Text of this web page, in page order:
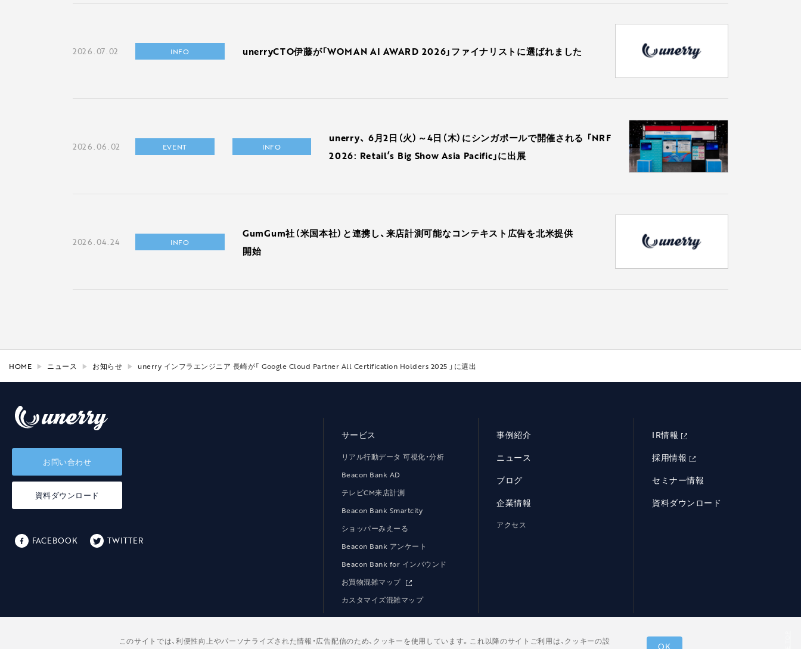
2026.07.02 INFO unerryCTO伊藤が「WOMAN AI AWARD 2026」ファイナリストに選ばれました
2026.06.02 EVENT INFO
unerry、 6月2日（火）～4日（木）にシンガポールで開催される 「NRF
2026: Retail’s Big Show Asia Pacific」に出展
2026.04.24 INFO
GumGum社（米国本社）と連携し、来店計測可能なコンテキスト広告を北米提供
開始
HOME ニュース お知らせ unerry インフラエンジニア 長崎が「 Google Cloud Partner All Certification Holders 2025 」に選出
お問い合わせ
資料ダウンロード
FACEBOOK TWITTER
サービス
リアル行動データ 可視化・分析
Beacon Bank AD
テレビCM来店計測
Beacon Bank Smartcity
ショッパーみえーる
Beacon Bank アンケート
Beacon Bank for インバウンド
お買物混雑マップ
カスタマイズ混雑マップ
事例紹介
ニュース
ブログ
企業情報
アクセス
IR情報
採用情報
セミナー情報
資料ダウンロード
このサイトでは、利便性向上やパーソナライズされた情報・広告配信のため、クッキーを使用しています。これ以降のサイトご利用は、クッキーの設
OK